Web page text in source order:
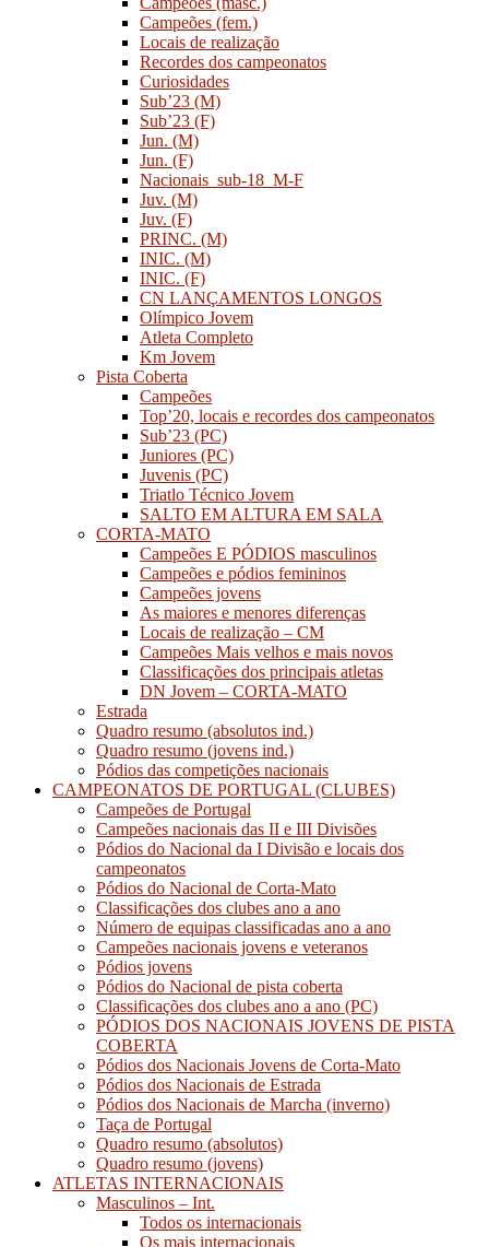
Campeões (fem.)
Locais de realização
Recordes dos campeonatos
Curiosidades
Sub’23 (M)
Sub’23 (F)
Jun. (M)
Jun. (F)
Nacionais_sub-18_M-F
Juv. (M)
Juv. (F)
PRINC. (M)
INIC. (M)
INIC. (F)
CN LANÇAMENTOS LONGOS
Olímpico Jovem
Atleta Completo
Km Jovem
Pista Coberta
Campeões
Top’20, locais e recordes dos campeonatos
Sub’23 (PC)
Juniores (PC)
Juvenis (PC)
Triatlo Técnico Jovem
SALTO EM ALTURA EM SALA
CORTA-MATO
Campeões E PÓDIOS masculinos
Campeões e pódios femininos
Campeões jovens
As maiores e menores diferenças
Locais de realização – CM
Campeões Mais velhos e mais novos
Classificações dos principais atletas
DN Jovem – CORTA-MATO
Estrada
Quadro resumo (absolutos ind.)
Quadro resumo (jovens ind.)
Pódios das competições nacionais
CAMPEONATOS DE PORTUGAL (CLUBES)
Campeões de Portugal
Campeões nacionais das II e III Divisões
Pódios do Nacional da I Divisão e locais dos
campeonatos
Pódios do Nacional de Corta-Mato
Classificações dos clubes ano a ano
Número de equipas classificadas ano a ano
Campeões nacionais jovens e veteranos
Pódios jovens
Pódios do Nacional de pista coberta
Classificações dos clubes ano a ano (PC)
PÓDIOS DOS NACIONAIS JOVENS DE PISTA
COBERTA
Pódios dos Nacionais Jovens de Corta-Mato
Pódios dos Nacionais de Estrada
Pódios dos Nacionais de Marcha (inverno)
Taça de Portugal
Quadro resumo (absolutos)
Quadro resumo (jovens)
ATLETAS INTERNACIONAIS
Masculinos – Int.
Todos os internacionais
Os mais internacionais